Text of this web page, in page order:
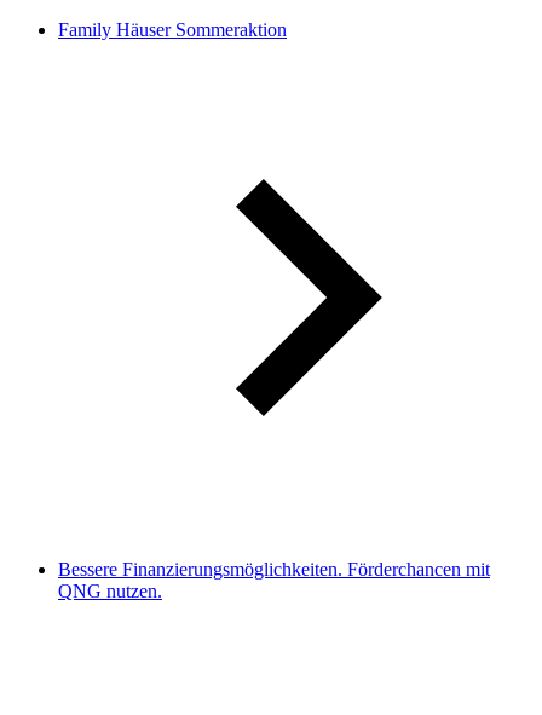
Family Häuser Sommeraktion
Bessere Finanzierungsmöglichkeiten. Förderchancen mit
QNG nutzen.